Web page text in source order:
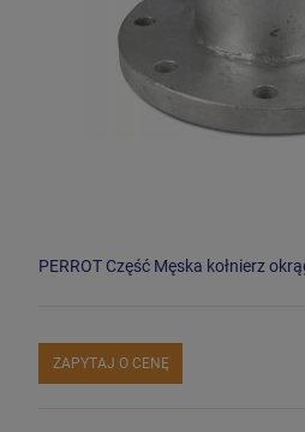
PERROT Część Męska kołnierz
ZAPYTAJ O CENĘ